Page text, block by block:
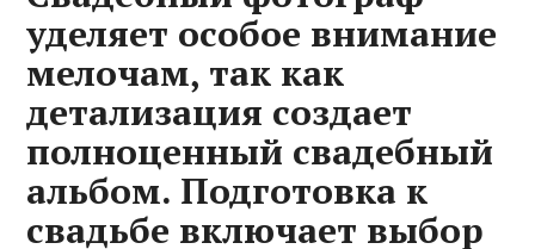
уделяет особое внимание
мелочам, так как
детализация создает
полноценный свадебный
альбом. Подготовка к
свадьбе включает выбор